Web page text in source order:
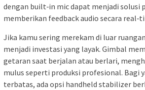
dengan built‑in mic dapat menjadi solusi
memberikan feedback audio secara
Jika kamu sering merekam di luar
menjadi investasi yang layak. Gimbal
getaran saat berjalan atau berlari,
mulus seperti produksi profesional. Bagi
terbatas, ada opsi handheld stabilizer